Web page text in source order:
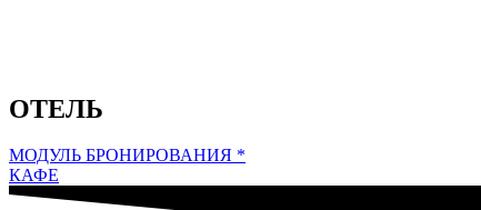
ОТЕЛЬ
МОДУЛЬ БРОНИРОВАНИЯ *
КАФЕ